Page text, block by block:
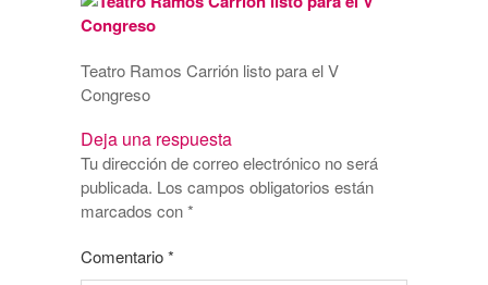
Teatro Ramos Carrión listo para el V
Congreso
Deja una respuesta
Tu dirección de correo electrónico no será
publicada. Los campos obligatorios están
marcados con*
Comentario*